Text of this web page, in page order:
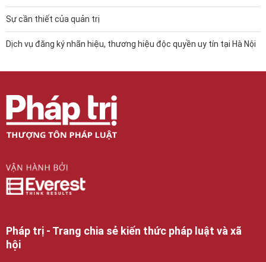
Sự cần thiết của quản trị
Dịch vụ đăng ký nhãn hiệu, thương hiệu độc quyền uy tín tại Hà Nội
Pháp trị - Trang chia sẻ kiến thức pháp luật và xã
hội